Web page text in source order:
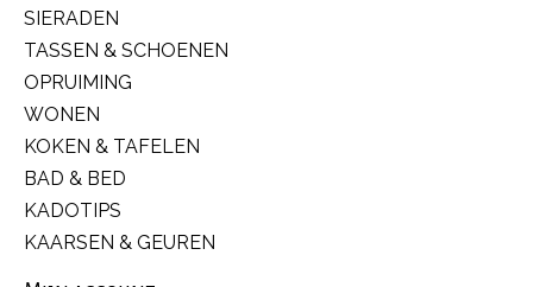
SIERADEN
TASSEN & SCHOENEN
OPRUIMING
WONEN
KOKEN & TAFELEN
BAD & BED
KADOTIPS
KAARSEN & GEUREN